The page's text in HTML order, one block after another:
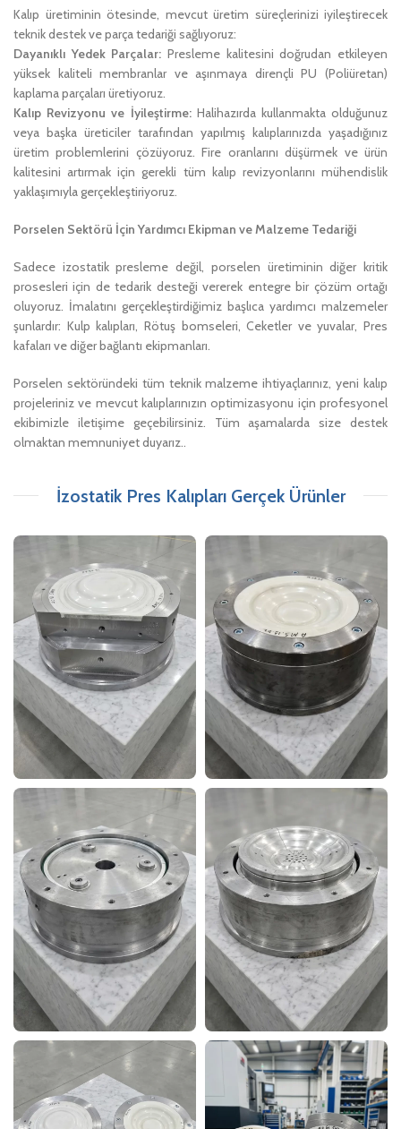
Kalıp üretiminin ötesinde, mevcut üretim süreçlerinizi iyileştirecek
teknik destek ve parça tedariği sağlıyoruz:
Dayanıklı Yedek Parçalar: Presleme kalitesini doğrudan etkileyen
yüksek kaliteli membranlar ve aşınmaya dirençli PU (Poliüretan)
kaplama parçaları üretiyoruz.
Kalıp Revizyonu ve İyileştirme:Halihazırda kullanmakta olduğunuz
veya başka üreticiler tarafından yapılmış kalıplarınızda yaşadığınız
üretim problemlerini çözüyoruz. Fire oranlarını düşürmek ve ürün
kalitesini artırmak için gerekli tüm kalıp revizyonlarını mühendislik
yaklaşımıyla gerçekleştiriyoruz.
Porselen Sektörü İçin Yardımcı Ekipman ve Malzeme Tedariği
Sadece izostatik presleme değil, porselen üretiminin diğer kritik
prosesleri için de tedarik desteği vererek entegre bir çözüm ortağı
oluyoruz. İmalatını gerçekleştirdiğimiz başlıca yardımcı malzemeler
şunlardır: Kulp kalıpları, Rötuş bomseleri, Ceketler ve yuvalar, Pres
kafaları ve diğer bağlantı ekipmanları.
Porselen sektöründeki tüm teknik malzeme ihtiyaçlarınız, yeni kalıp
projeleriniz ve mevcut kalıplarınızın optimizasyonu için profesyonel
ekibimizle iletişime geçebilirsiniz. Tüm aşamalarda size destek
olmaktan memnuniyet duyarız..
İzostatik Pres Kalıpları Gerçek Ürünler